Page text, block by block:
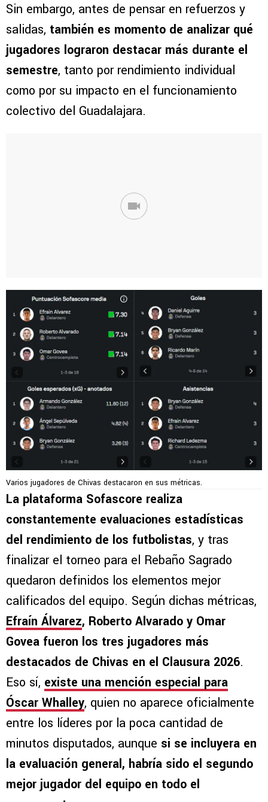
Sin embargo, antes de pensar en refuerzos y
salidas, también es momento de analizar qué
jugadores lograron destacar más durante el
semestre, tanto por rendimiento individual
como por su impacto en el funcionamiento
colectivo del Guadalajara.
Varios jugadores de Chivas destacaron en sus métricas.
La plataforma Sofascore realiza
constantemente evaluaciones estadísticas
del rendimiento de los futbolistas, y tras
finalizar el torneo para el Rebaño Sagrado
quedaron definidos los elementos mejor
calificados del equipo. Según dichas métricas,
Efraín Álvarez, Roberto Alvarado y Omar
Govea fueron los tres jugadores más
destacados de Chivas en el Clausura 2026.
Eso sí, existe una mención especial para
Óscar Whalley, quien no aparece oficialmente
entre los líderes por la poca cantidad de
minutos disputados, aunque si se incluyera en
la evaluación general, habría sido el segundo
mejor jugador del equipo en todo el